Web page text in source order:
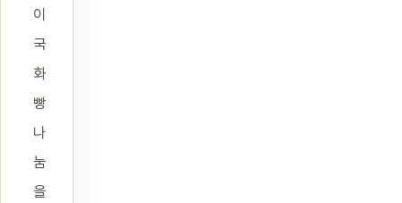
이
국
화
빵
나
눔
을